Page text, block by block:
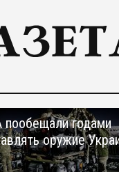
годами
оружие